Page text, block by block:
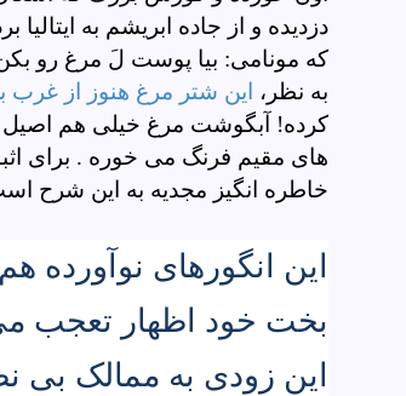
دزدیده و از جاده ابریشم به
که مونامی: بیا پوست لَ مرغ رو
به نظر،
این شتر مرغ هنوز از غرب
کرده! آبگوشت مرغ خیلی هم
های مقیم فرنگ می خوره . برای
خاطره انگیز مجدیه به این شرح
این انگورهای نوآورده
بخت خود اظهار تعجب می
این زودی به ممالک بی